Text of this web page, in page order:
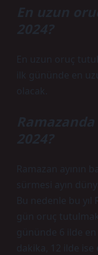
En uzun
2024?
En uzun oruç
ilk gününde en
olacak.
2024?
Ramazan ayının
sürmesi ayın
Bu nedenle bu yıl
gün oruç
gününde 6 ilde
dakika, 12 ilde